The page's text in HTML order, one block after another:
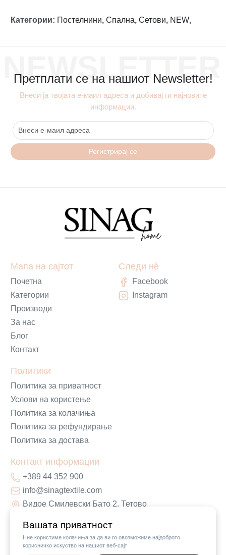
Вашата приватност
Ние користиме колачиња за да ви го овозможиме најдоброто
корисничко искуство на нашиот веб-сајт
Категории: Постелнини, Спална, Сетови, NEW,
NEWSLETTER
Претплати се на нашиот Newsletter!
Внеси ја твојата е-маил адреса и добивај ги најновите
информации.
Регистрирај се
Мапа на сајтот
Почетна
Категории
Производи
За нас
Блог
Контакт
Политики
Политика за приватност
Услови на користење
Политика за колачиња
Политика за рефундирање
Политика за достава
Контакт информации
+389 44 352 900
info@sinagtextile.com
Видое Смилевски Бато 2, Тетово
Следи нè
Facebook
Instagram